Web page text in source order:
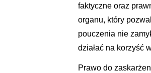
faktyczne oraz
organu, który
pouczenia nie
działać na korzyść
Prawo do